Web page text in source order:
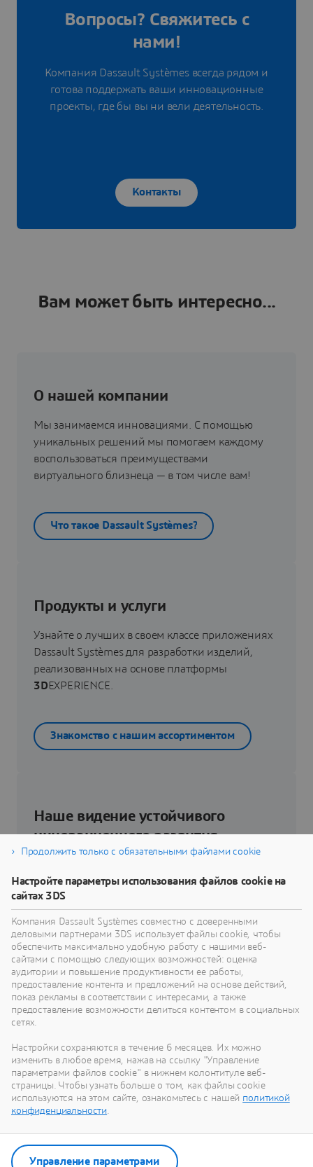
Вопросы? Свяжитесь с
нами!
Компания Dassault Systèmes всегда рядом и
готова поддержать ваши инновационные
проекты, где бы вы ни вели деятельность.
Контакты
Вам может быть интересно...
О нашей компании
Мы занимаемся инновациями. С помощью
уникальных решений мы помогаем каждому
воспользоваться преимуществами
виртуального близнеца — в том числе вам!
Что такое Dassault Systèmes?
Продукты и услуги
Узнайте о лучших в своем классе приложениях
Dassault Systèmes для разработки изделий,
реализованных на основе платформы
3DEXPERIENCE.
Знакомство с нашим ассортиментом
Наше видение устойчивого
инновационного развития
помогут вам переосмыслить свои изделия,
процессы и даже бизнес-модели для
реализации радикально новых устойчивых
инноваций.
Перейти к устойчивому развитию
Наши последние новости
Смотрите все пресс-релизы и материалы для
СМИ от Dassault Systèmes.
Перейти в отдел новостей
Продолжить только с обязательными файлами cookie
Настройте параметры использования файлов cookie на
сайтах 3DS
Компания Dassault Systèmes совместно с доверенными
деловыми партнерами 3DS использует файлы cookie, чтобы
обеспечить максимально удобную работу с нашими веб-
сайтами с помощью следующих возможностей: оценка
аудитории и повышение продуктивности ее работы,
предоставление контента и предложений на основе действий,
показ рекламы в соответствии с интересами, а также
предоставление возможности делиться контентом в социальных
сетях.
Настройки сохраняются в течение 6 месяцев. Их можно
изменить в любое время, нажав на ссылку "Управление
параметрами файлов cookie" в нижнем колонтитуле веб-
страницы. Чтобы узнать больше о том, как файлы cookie
используются на этом сайте, ознакомьтесь с нашей политикой
конфиденциальности.
Управление параметрами